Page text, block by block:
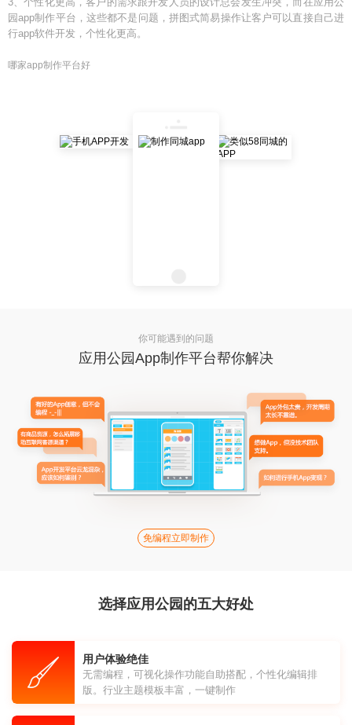
园app制作平台，这些都不是问题，拼图式简易操作让客户可以直接自己进
行app软件开发，个性化更高。
哪家app制作平台好
你可能遇到的问题
应用公园App制作平台帮你解决
免编程立即制作
选择应用公园的五大好处
用户体验绝佳
无需编程，可视化操作功能自助搭配，个性化编辑排
版。行业主题模板丰富，一键制作